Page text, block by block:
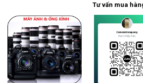
Tư vấn mua